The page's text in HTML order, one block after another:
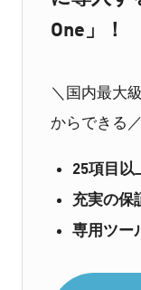
One」！
＼国内最大
からできる／
25項目以
充実の保
専用ツー